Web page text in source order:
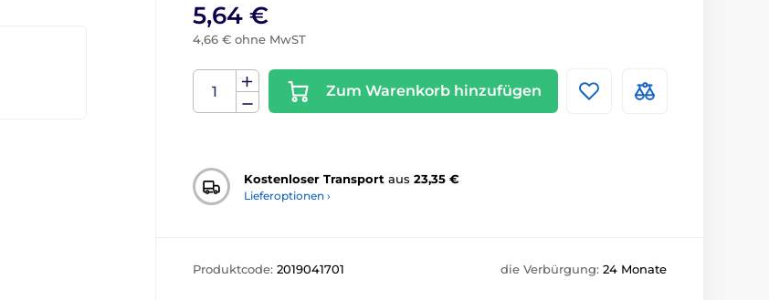
5,64 €
4,66 € ohne MwST
Zum Warenkorb hinzufügen
Kostenloser Transport aus 23,35 €
Lieferoptionen ›
Produktcode: 2019041701 die Verbürgung: 24 Monate